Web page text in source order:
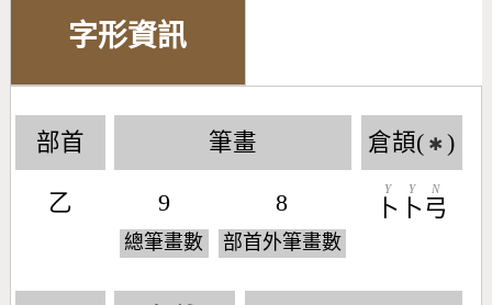
字形資訊
部首
乙
筆畫
9
總筆畫數
8
部首外筆畫數
倉頡( ✱ )
卜
Y
卜
Y
弓
N